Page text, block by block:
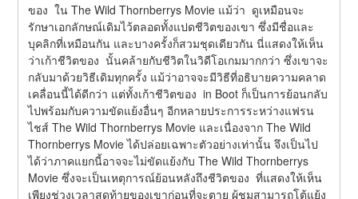
ของ  ใน The Wild Thornberrys Movie แม้ว่า  ดูเหมือนจะ
รักษาเอกลักษณ์เดิมไว้ตลอดทั้งแปดชีวิตของเขา ซึ่งมีชื่อและ
บุคลิกที่เหมือนกัน และบางครั้งก็สวมชุดเดียวกัน นี่แสดงให้เห็น
ว่าเก้าชีวิตของ  นั้นคล้ายกับชีวิตในวิดีโอเกมมากกว่า ซึ่งเขาจะ
กลับมาด้วยวิธีเดิมทุกครั้ง แม้ว่าอาจจะมีวิธีที่อธิบายความคลาด
เคลื่อนนี้ได้ดีกว่า แต่ทั้งเก้าชีวิตของ  in Boot ก็เป็นการย้อนกลับ
ไปพร้อมกับความขัดแย้งอื่นๆ อีกหลายประการระหว่างแฟรน
ไชส์ The Wild Thornberrys Movie และเนื่องจาก The Wild
Thornberrys Movie ได้ปล่อยเฉพาะตัวอย่างเท่านั้น จึงเป็นไป
ได้ว่าภาคแยกนี้อาจจะไม่ขัดแย้งกับ The Wild Thornberrys
Movie ซึ่งจะเป็นเหตุการณ์ย้อนหลังถึงชีวิตของ  ที่แสดงให้เห็น
เพียงช่วงเวลาสุดท้ายของเขาก่อนที่จะตาย ผู้ชมสามารถโต้แย้ง